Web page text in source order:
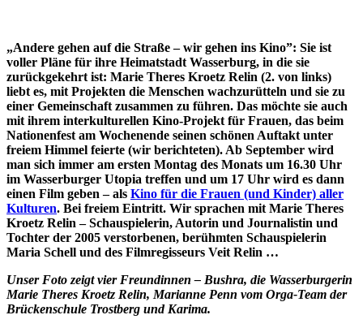
„Andere gehen auf die Straße – wir gehen ins Kino”: Sie ist
voller Pläne für ihre Heimatstadt Wasserburg, in die sie
zurückgekehrt ist: Marie Theres Kroetz Relin (2. von links)
liebt es, mit Projekten die Menschen wachzurütteln und sie zu
einer Gemeinschaft zusammen zu führen. Das möchte sie auch
mit ihrem interkulturellen Kino-Projekt für Frauen, das beim
Nationenfest am Wochenende seinen schönen Auftakt unter
freiem Himmel feierte (wir berichteten). Ab September wird
man sich immer am ersten Montag des Monats um 16.30 Uhr
im Wasserburger Utopia treffen und um 17 Uhr wird es dann
einen Film geben – als Kino für die Frauen (und Kinder) aller
Kulturen. Bei freiem Eintritt. Wir sprachen mit Marie Theres
Kroetz Relin – Schauspielerin, Autorin und Journalistin und
Tochter der 2005 verstorbenen, berühmten Schauspielerin
Maria Schell und des Filmregisseurs Veit Relin …
Unser Foto zeigt vier Freundinnen – Bushra, die Wasserburgerin
Marie Theres Kroetz Relin, Marianne Penn vom Orga-Team der
Brückenschule Trostberg und Karima.